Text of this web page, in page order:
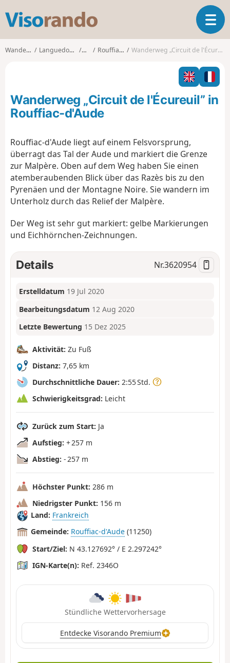
s
o
o
T
o
l
n
a
Wanderungen Languedoc-Roussillon AudeRouffiac-d'Aude Wanderweg „Circuit de l'Écureuil” in Rouffiac-d'Aude
Wanderweg „Circuit de l'Écureuil” in
Rouffiac-d'Aude
Rouffiac-d'Aude liegt auf einem Felsvorsprung,
überragt das Tal der Aude und markiert die Grenze
zur Malpère. Oben auf dem Weg haben Sie einen
atemberaubenden Blick über das Razès bis zu den
Pyrenäen und der Montagne Noire. Sie wandern im
Unterholz durch das Relief der Malpère.
Der Weg ist sehr gut markiert: gelbe Markierungen
und Eichhörnchen-Zeichnungen.
Details Nr.3620954
Erstelldatum 19 Jul 2020
Bearbeitungsdatum 12 Aug 2020
Letzte Bewertung 15 Dez 2025
Aktivität: Zu Fuß
Distanz: 7,65 km
Durchschnittliche Dauer: 2:55 Std.
Schwierigkeitsgrad: Leicht
Zurück zum Start: Ja
Aufstieg: + 257 m
Abstieg: - 257 m
Höchster Punkt: 286 m
Niedrigster Punkt: 156 m
Land: Frankreich
Gemeinde: Rouffiac-d'Aude (11250)
Start/Ziel: N 43.127692° / E 2.297242°
IGN-Karte(n): Ref. 2346O
Stündliche Wettervorhersage
Entdecke Visorando Premium